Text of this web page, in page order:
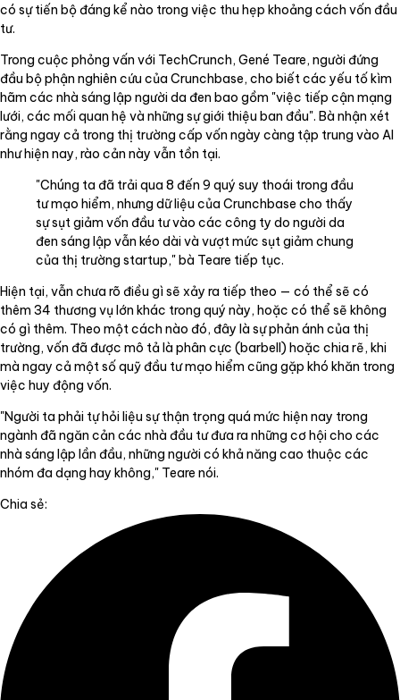
có sự tiến bộ đáng kể nào trong việc thu hẹp khoảng cách vốn đầu
tư.
Trong cuộc phỏng vấn với TechCrunch, Gené Teare, người đứng
đầu bộ phận nghiên cứu của Crunchbase, cho biết các yếu tố kìm
hãm các nhà sáng lập người da đen bao gồm "việc tiếp cận mạng
lưới, các mối quan hệ và những sự giới thiệu ban đầu". Bà nhận xét
rằng ngay cả trong thị trường cấp vốn ngày càng tập trung vào AI
như hiện nay, rào cản này vẫn tồn tại.
"Chúng ta đã trải qua 8 đến 9 quý suy thoái trong đầu
tư mạo hiểm, nhưng dữ liệu của Crunchbase cho thấy
sự sụt giảm vốn đầu tư vào các công ty do người da
đen sáng lập vẫn kéo dài và vượt mức sụt giảm chung
của thị trường startup," bà Teare tiếp tục.
Hiện tại, vẫn chưa rõ điều gì sẽ xảy ra tiếp theo — có thể sẽ có
thêm 34 thương vụ lớn khác trong quý này, hoặc có thể sẽ không
có gì thêm. Theo một cách nào đó, đây là sự phản ánh của thị
trường, vốn đã được mô tả là phân cực (barbell) hoặc chia rẽ, khi
mà ngay cả một số quỹ đầu tư mạo hiểm cũng gặp khó khăn trong
việc huy động vốn.
"Người ta phải tự hỏi liệu sự thận trọng quá mức hiện nay trong
ngành đã ngăn cản các nhà đầu tư đưa ra những cơ hội cho các
nhà sáng lập lần đầu, những người có khả năng cao thuộc các
nhóm đa dạng hay không," Teare nói.
Chia sẻ: